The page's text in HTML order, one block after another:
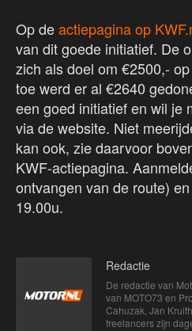
Op deactiepagina op
van dit goede initiatief. De
zich als doel om €2500,-
toe werd er al €2640
een goed initiatief en wil je
via de website. Niet
kan ook, zie daarvoor
KWF-actiepagina.
ontvangen van de route)
19.00u.
Redactie
De redactie van
van MOTO73 en
Cahuzak, Jan
freelancers zijn